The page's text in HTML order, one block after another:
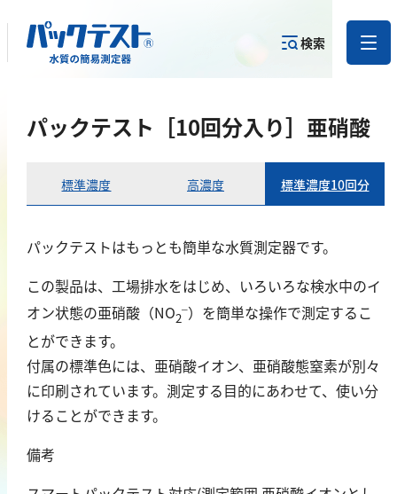
検索
パックテスト［10回分入り］亜硝酸
標準濃度 高濃度 標準濃度10回分
パックテストはもっとも簡単な水質測定器です。
この製品は、工場排水をはじめ、いろいろな検水中のイ
オン状態の亜硝酸（NO2
–）を簡単な操作で測定するこ
とができます。
付属の標準色には、亜硝酸イオン、亜硝酸態窒素が別々
に印刷されています。測定する目的にあわせて、使い分
けることができます。
備考
ら
製品を探す
目的から
製品を探す
カテゴリー
で探す
金属
亜鉛
カドミウム
銀
クロム
鉄
鉛